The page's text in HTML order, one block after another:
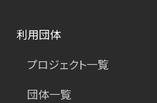
利用団体
プロジェクト一覧
団体一覧